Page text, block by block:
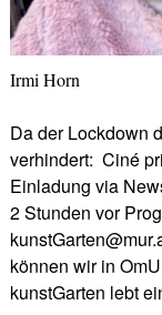
Irmi Horn
Da der Lockdown
verhindert: Ciné
Einladung via
2 Stunden vor
können wir in
kunstGarten lebt